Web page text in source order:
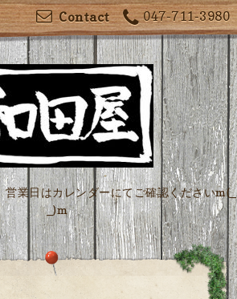
047-711-3980
Contact
営業日はカレンダーにてご確認くださいm(_
_)m